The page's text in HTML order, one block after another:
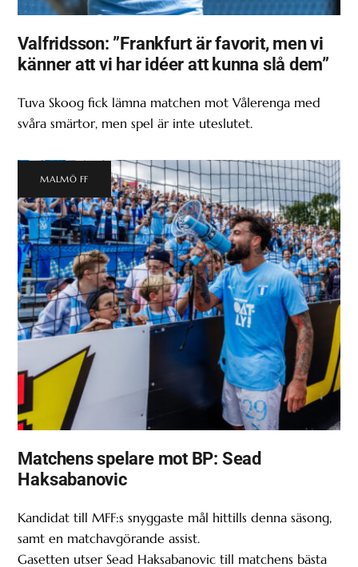
Valfridsson: ”Frankfurt är favorit, men vi
känner att vi har idéer att kunna slå dem”
Tuva Skoog fick lämna matchen mot Vålerenga med
svåra smärtor, men spel är inte uteslutet.
MALMÖ FF
Matchens spelare mot BP: Sead
Haksabanovic
Kandidat till MFF:s snyggaste mål hittills denna säsong,
samt en matchavgörande assist.
Gasetten utser Sead Haksabanovic till matchens bästa